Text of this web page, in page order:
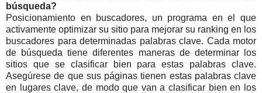
búsqueda?
Posicionamiento en buscadores, un programa en el que
activamente optimizar su sitio para mejorar su ranking en los
buscadores para determinadas palabras clave. Cada motor
de búsqueda tiene diferentes maneras de determinar los
sitios que se clasificar bien para estas palabras clave.
Asegúrese de que sus páginas tienen estas palabras clave
en lugares clave, de modo que van a clasificar bien en los